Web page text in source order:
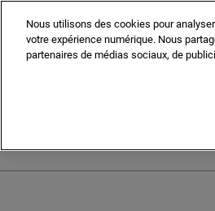
au
contenu
Escape
close
MIPIM MIPIM Asia
Nous utilisons des cookies pour
votre expérience numérique. Nous
partenaires de médias sociaux, de